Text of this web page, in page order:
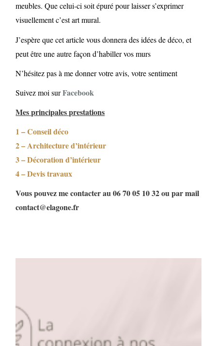
meubles. Que celui-ci soit épuré pour laisser s’exprimer
visuellement c’est art mural.
J’espère que cet article vous donnera des idées de déco, et
peut être une autre façon d’habiller vos murs
N’hésitez pas à me donner votre avis, votre sentiment
Suivez moi surFacebook
Mes principales prestations
1 – Conseil déco
2 – Architecture d’intérieur
3 – Décoration d’intérieur
4 – Devis travaux
Vous pouvez me contacter au 06 70 05 10 32 ou par mail
contact@elagone.fr